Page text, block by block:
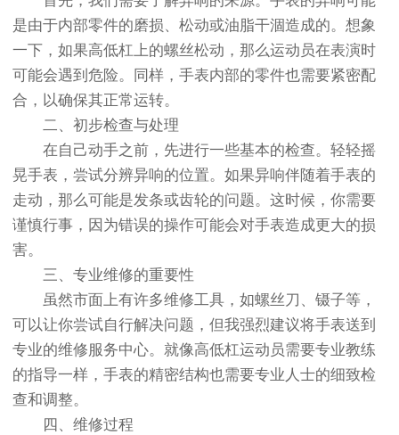
是由于内部零件的磨损、松动或油脂干涸造成的。想象
一下，如果高低杠上的螺丝松动，那么运动员在表演时
可能会遇到危险。同样，手表内部的零件也需要紧密配
合，以确保其正常运转。
二、初步检查与处理
在自己动手之前，先进行一些基本的检查。轻轻摇
晃手表，尝试分辨异响的位置。如果异响伴随着手表的
走动，那么可能是发条或齿轮的问题。这时候，你需要
谨慎行事，因为错误的操作可能会对手表造成更大的损
害。
三、专业维修的重要性
虽然市面上有许多维修工具，如螺丝刀、镊子等，
可以让你尝试自行解决问题，但我强烈建议将手表送到
专业的维修服务中心。就像高低杠运动员需要专业教练
的指导一样，手表的精密结构也需要专业人士的细致检
查和调整。
四、维修过程